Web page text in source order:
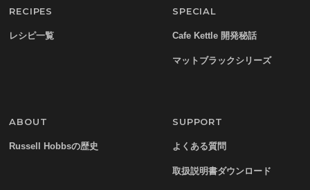
RECIPES
レシピ一覧
SPECIAL
Cafe Kettle 開発秘話
マットブラックシリーズ
ABOUT
Russell Hobbsの歴史
SUPPORT
よくある質問
取扱説明書ダウンロード